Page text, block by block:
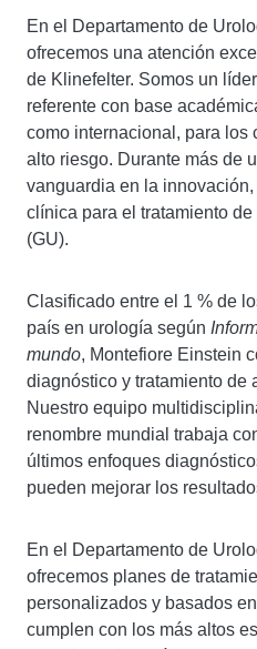
En el Departamento de
ofrecemos una atención
de Klinefelter. Somos un
referente con base
como internacional, para los
alto riesgo. Durante más de
vanguardia en la
clínica para el tratamiento
(GU).
Clasificado entre el 1 % de
país en urología según
mundo, Montefiore Einstein
diagnóstico y tratamiento de
Nuestro equipo
renombre mundial trabaja
últimos enfoques
pueden mejorar los
En el Departamento de
ofrecemos planes de
personalizados y basados
cumplen con los más altos